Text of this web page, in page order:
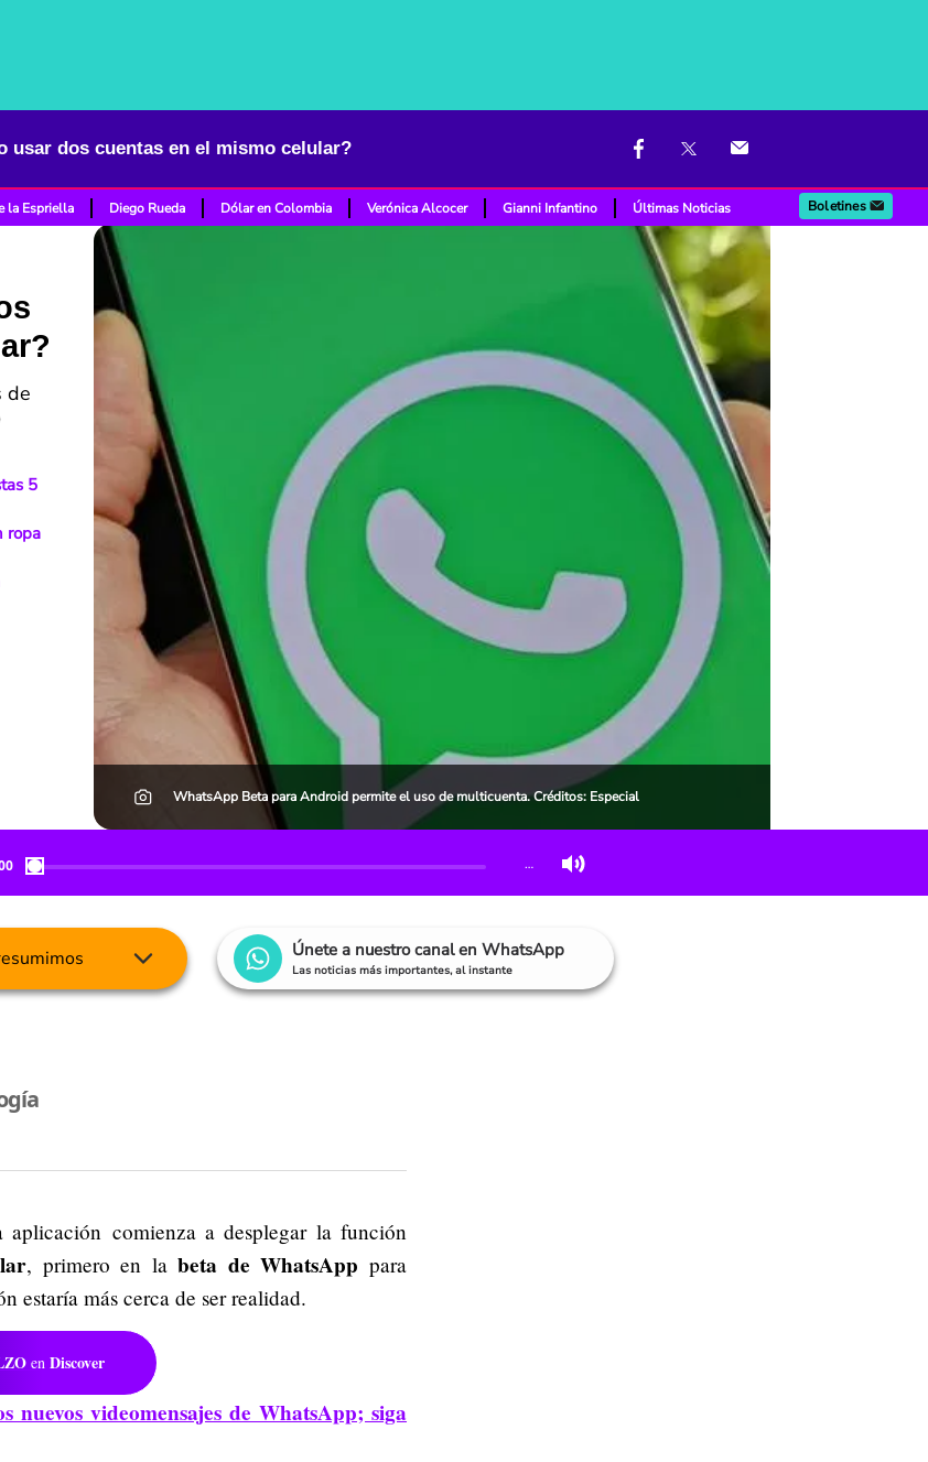
usar dos cuentas en el mismo celular?
la Espriella Diego Rueda Dólar en Colombia Verónica Alcocer Gianni Infantino Últimas Noticias Boletines
de
5
ropa
WhatsApp Beta para Android permite el uso de multicuenta. Créditos: Especial
…
Únete a nuestro canal en WhatsApp
Las noticias más importantes, al instante
aplicación comienza a desplegar la función
, primero en labeta de WhatsApp para
estaría más cerca de ser realidad.
en Discover
nuevos videomensajes de WhatsApp; siga